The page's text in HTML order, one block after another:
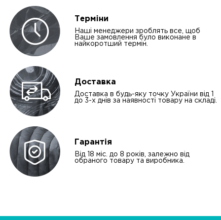
Терміни
Наші менеджери зроблять все, щоб
Ваше замовлення було виконане в
найкоротший термін.
Доставка
Доставка в будь-яку точку України від 1
до 3-х днів за наявності товару на складі.
Гарантія
Від 18 міс. до 8 років, залежно від
обраного товару та виробника.